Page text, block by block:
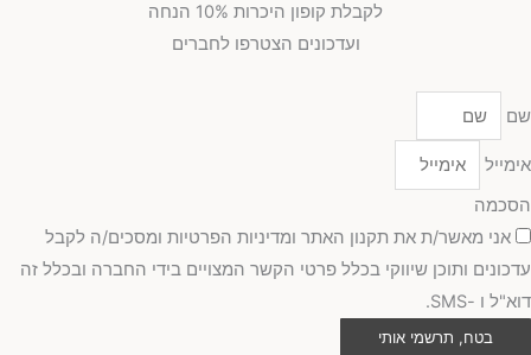
לקבלת קופון היכרות 10% הנחה
ועדכונים הצטרפו לחברים
שם
אימייל
הסכמה
אני מאשר/ת את תקנון האתר ומדיניות הפרטיות ומסכים/ה לקבל
עדכונים ותוכן שיווקי בכלל פרטי הקשר המצויים בידי החברה ובכלל זה
דוא"ל ו -SMS.
בטח, תרשמי אותי